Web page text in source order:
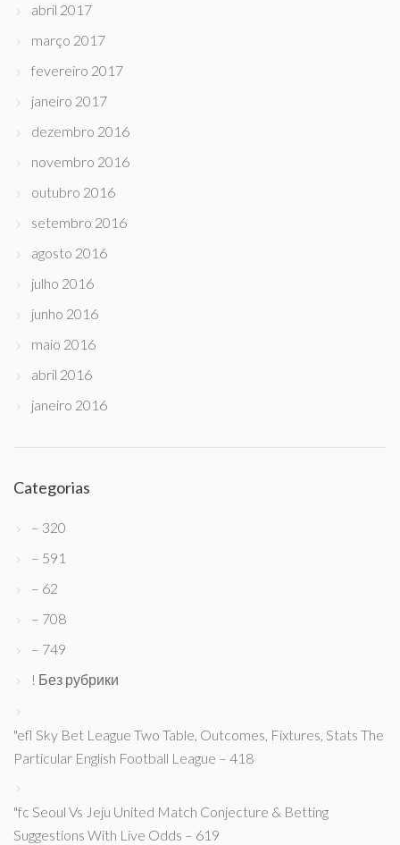
abril 2017
março 2017
fevereiro 2017
janeiro 2017
dezembro 2016
novembro 2016
outubro 2016
setembro 2016
agosto 2016
julho 2016
junho 2016
maio 2016
abril 2016
janeiro 2016
Categorias
– 320
– 591
– 62
– 708
– 749
! Без рубрики
"efl Sky Bet League Two Table, Outcomes, Fixtures, Stats The
Particular English Football League – 418
"fc Seoul Vs Jeju United Match Conjecture & Betting
Suggestions With Live Odds – 619